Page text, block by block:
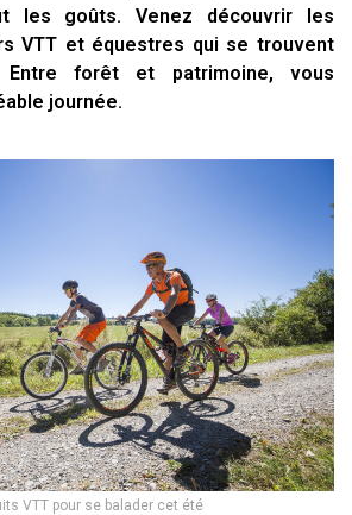
les goûts. Venez découvrir les
VTT et équestres qui se trouvent
forêt et patrimoine, vous
journée.
VTT pour se balader cet été